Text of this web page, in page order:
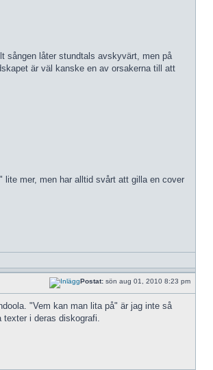
sången låter stundtals avskyvärt, men på
är väl kanske en av orsakerna till att
mer, men har alltid svårt att gilla en cover
Postat: sön aug 01, 2010 8:23 pm
"Vem kan man lita på" är jag inte så
i deras diskografi.